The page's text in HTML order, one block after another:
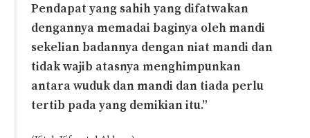
Pendapat yang sahih yang difatwakan
dengannya memadai baginya oleh mandi
sekelian badannya dengan niat mandi dan
tidak wajib atasnya menghimpunkan
antara wuduk dan mandi dan tiada perlu
tertib pada yang demikian itu.”